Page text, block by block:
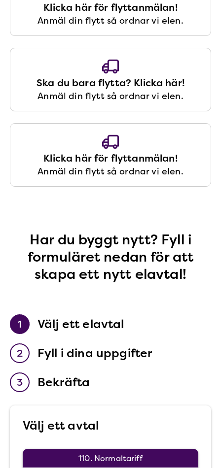
Klicka här för flyttanmälan!
Anmäl din flytt så ordnar vi elen.
Ska du bara flytta? Klicka här!
Anmäl din flytt så ordnar vi elen.
Klicka här för flyttanmälan!
Anmäl din flytt så ordnar vi elen.
Har du byggt nytt? Fyll i
formuläret nedan för att
skapa ett nytt elavtal!
1 Välj ett elavtal
2 Fyll i dina uppgifter
3 Bekräfta
Välj ett avtal
Elavtal 110. Normaltariff